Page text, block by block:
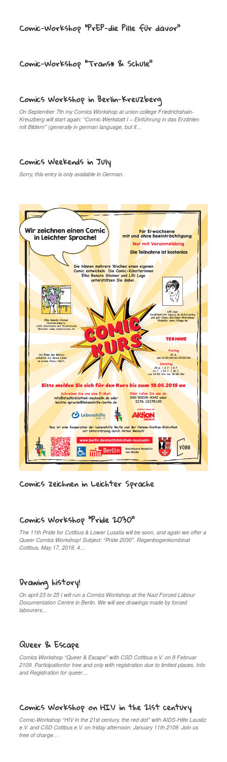
Comic-Workshop “PrEP-die Pille für davor”
Comic-Workshop “Trans* & Schule”
Comics Workshop in Berlin-Kreuzberg
On September 7th my Comics Workshop at union college Friedrichshain-
Kreuzberg will start again: “Comic-Werkstatt I – Einführung in das Erzählen
mit Bildern” (generally in german language, but if…
Comics Weekends in July
Sorry, this entry is only available in German.
Comics zeichnen in Leichter Sprache
Comics Workshop “Pride 2030”
The 11th Pride for Cottbus & Lower Lusatia will be soon, and again we offer a
Queer Comics Workshop! Subject: “Pride 2030”. Regenbogenkombinat
Cottbus, May 17, 2019, 4…
Drawing history!
On april 23 to 25 I will run a Comics Workshop at the Nazi Forced Labour
Documentation Centre in Berlin. We will see drawings made by forced
labourers…
Queer & Escape
Comics Workshop “Queer & Escape” with CSD Cottbus e.V. on 8 Februar
2109. Participationfor free and only with registration due to limited places. Info
and Registration for queer…
Comics Workshop on HIV in the 21st century
Comic-Workshop “HIV in the 21st century, the red dot” with AIDS-Hilfe Lausitz
e.V. and CSD Cottbus e.V. on friday afternoon, January 11th 2109. Join us
free of charge…